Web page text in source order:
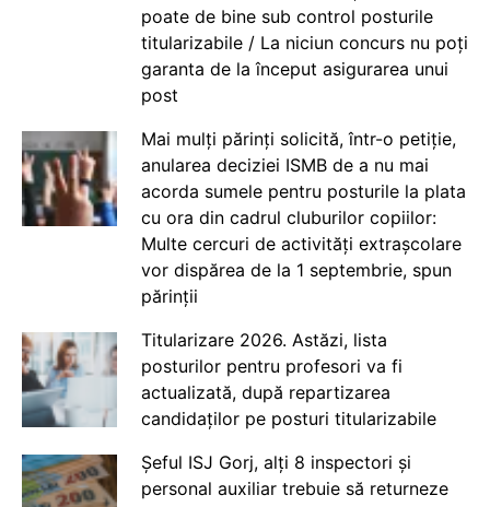
poate de bine sub control posturile
titularizabile / La niciun concurs nu poți
garanta de la început asigurarea unui
post
Mai mulți părinți solicită, într-o petiție,
anularea deciziei ISMB de a nu mai
acorda sumele pentru posturile la plata
cu ora din cadrul cluburilor copiilor:
Multe cercuri de activități extrașcolare
vor dispărea de la 1 septembrie, spun
părinții
Titularizare 2026. Astăzi, lista
posturilor pentru profesori va fi
actualizată, după repartizarea
candidaților pe posturi titularizabile
Șeful ISJ Gorj, alți 8 inspectori și
personal auxiliar trebuie să returneze